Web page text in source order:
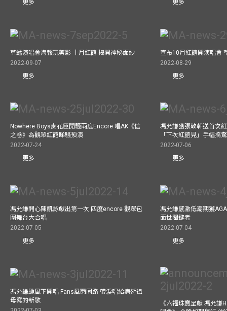
更多
更多
草蜢演唱會海報玩剪影 十月紅館 揭開神秘面紗
2022-09-07
更多
宣布10月紅館開演唱會
2022-08-29
更多
Nowhere Boys麥花臣開騷兩度Encore 唱AK《信
之卷》為觀眾紅館睇騷預演
2022-07-24
更多
馮允謙獲張敬軒送首次
「下次紅館見」手幅搞
2022-07-06
更多
馮允謙開心陳凱詠獻出第一次 四度encore 觀眾包
圍舞台大合唱
2022-07-05
更多
馮允謙感激低潮期獲
面世關鍵者
2022-07-04
更多
馮允謙颱風下開唱 Fans風雨同路 帶淚唱給病逝祖
母寫的新歌
《六福珠寶呈獻 馮允謙